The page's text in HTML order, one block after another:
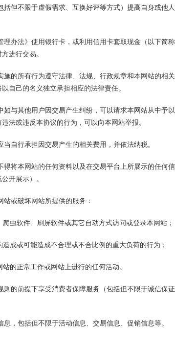
但不限于虚假需求、互换好评等方式）提高自身或他
办法》使用银行卡，或利用信用卡套取现金（以下简
进行交易。
的所有行为遵守法律、法规、行政规章和本网站的相
自己的名义独立承担相应的法律责任。
与其他用户因交易产生纠纷，可以请求本网站从中予
法或违反本协议的行为，可以向本网站举报。
自行承担因交易产生的相关费用，并依法纳税。
将本网站的任何资料以及在交易平台上所展示的任何
公开展示）。
或破坏网站所提供的服务：
虫软件、刷屏软件或其它自动方式访问或登录本网站；
成或可能造成不合理或不合比例的重大负荷的行为；
的正常工作或网站上进行的任何活动。
的前提下享受消费者保障服务（包括但不限于诚信保
，包括但不限于活动信息、交易信息、促销信息等。